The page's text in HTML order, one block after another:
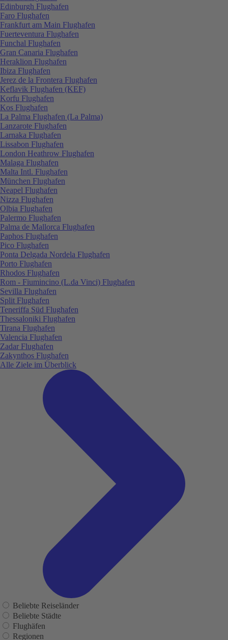
Edinburgh Flughafen
Faro Flughafen
Frankfurt am Main Flughafen
Fuerteventura Flughafen
Funchal Flughafen
Gran Canaria Flughafen
Heraklion Flughafen
Ibiza Flughafen
Jerez de la Frontera Flughafen
Keflavik Flughafen (KEF)
Korfu Flughafen
Kos Flughafen
La Palma Flughafen (La Palma)
Lanzarote Flughafen
Larnaka Flughafen
Lissabon Flughafen
London Heathrow Flughafen
Malaga Flughafen
Malta Intl. Flughafen
München Flughafen
Neapel Flughafen
Nizza Flughafen
Olbia Flughafen
Palermo Flughafen
Palma de Mallorca Flughafen
Paphos Flughafen
Pico Flughafen
Ponta Delgada Nordela Flughafen
Porto Flughafen
Rhodos Flughafen
Rom - Fiumincino (L.da Vinci) Flughafen
Sevilla Flughafen
Split Flughafen
Teneriffa Süd Flughafen
Thessaloniki Flughafen
Tirana Flughafen
Valencia Flughafen
Zadar Flughafen
Zakynthos Flughafen
Alle Ziele im Überblick
Beliebte Reiseländer
Beliebte Städte
Flughäfen
Regionen